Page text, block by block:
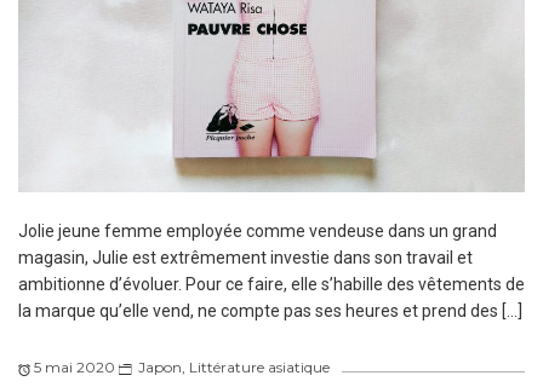
Jolie jeune femme employée comme vendeuse dans un grand
magasin, Julie est extrêmement investie dans son travail et
ambitionne d’évoluer. Pour ce faire, elle s’habille des vêtements de
la marque qu’elle vend, ne compte pas ses heures et prend des […]
5 mai 2020 Japon, Littérature asiatique